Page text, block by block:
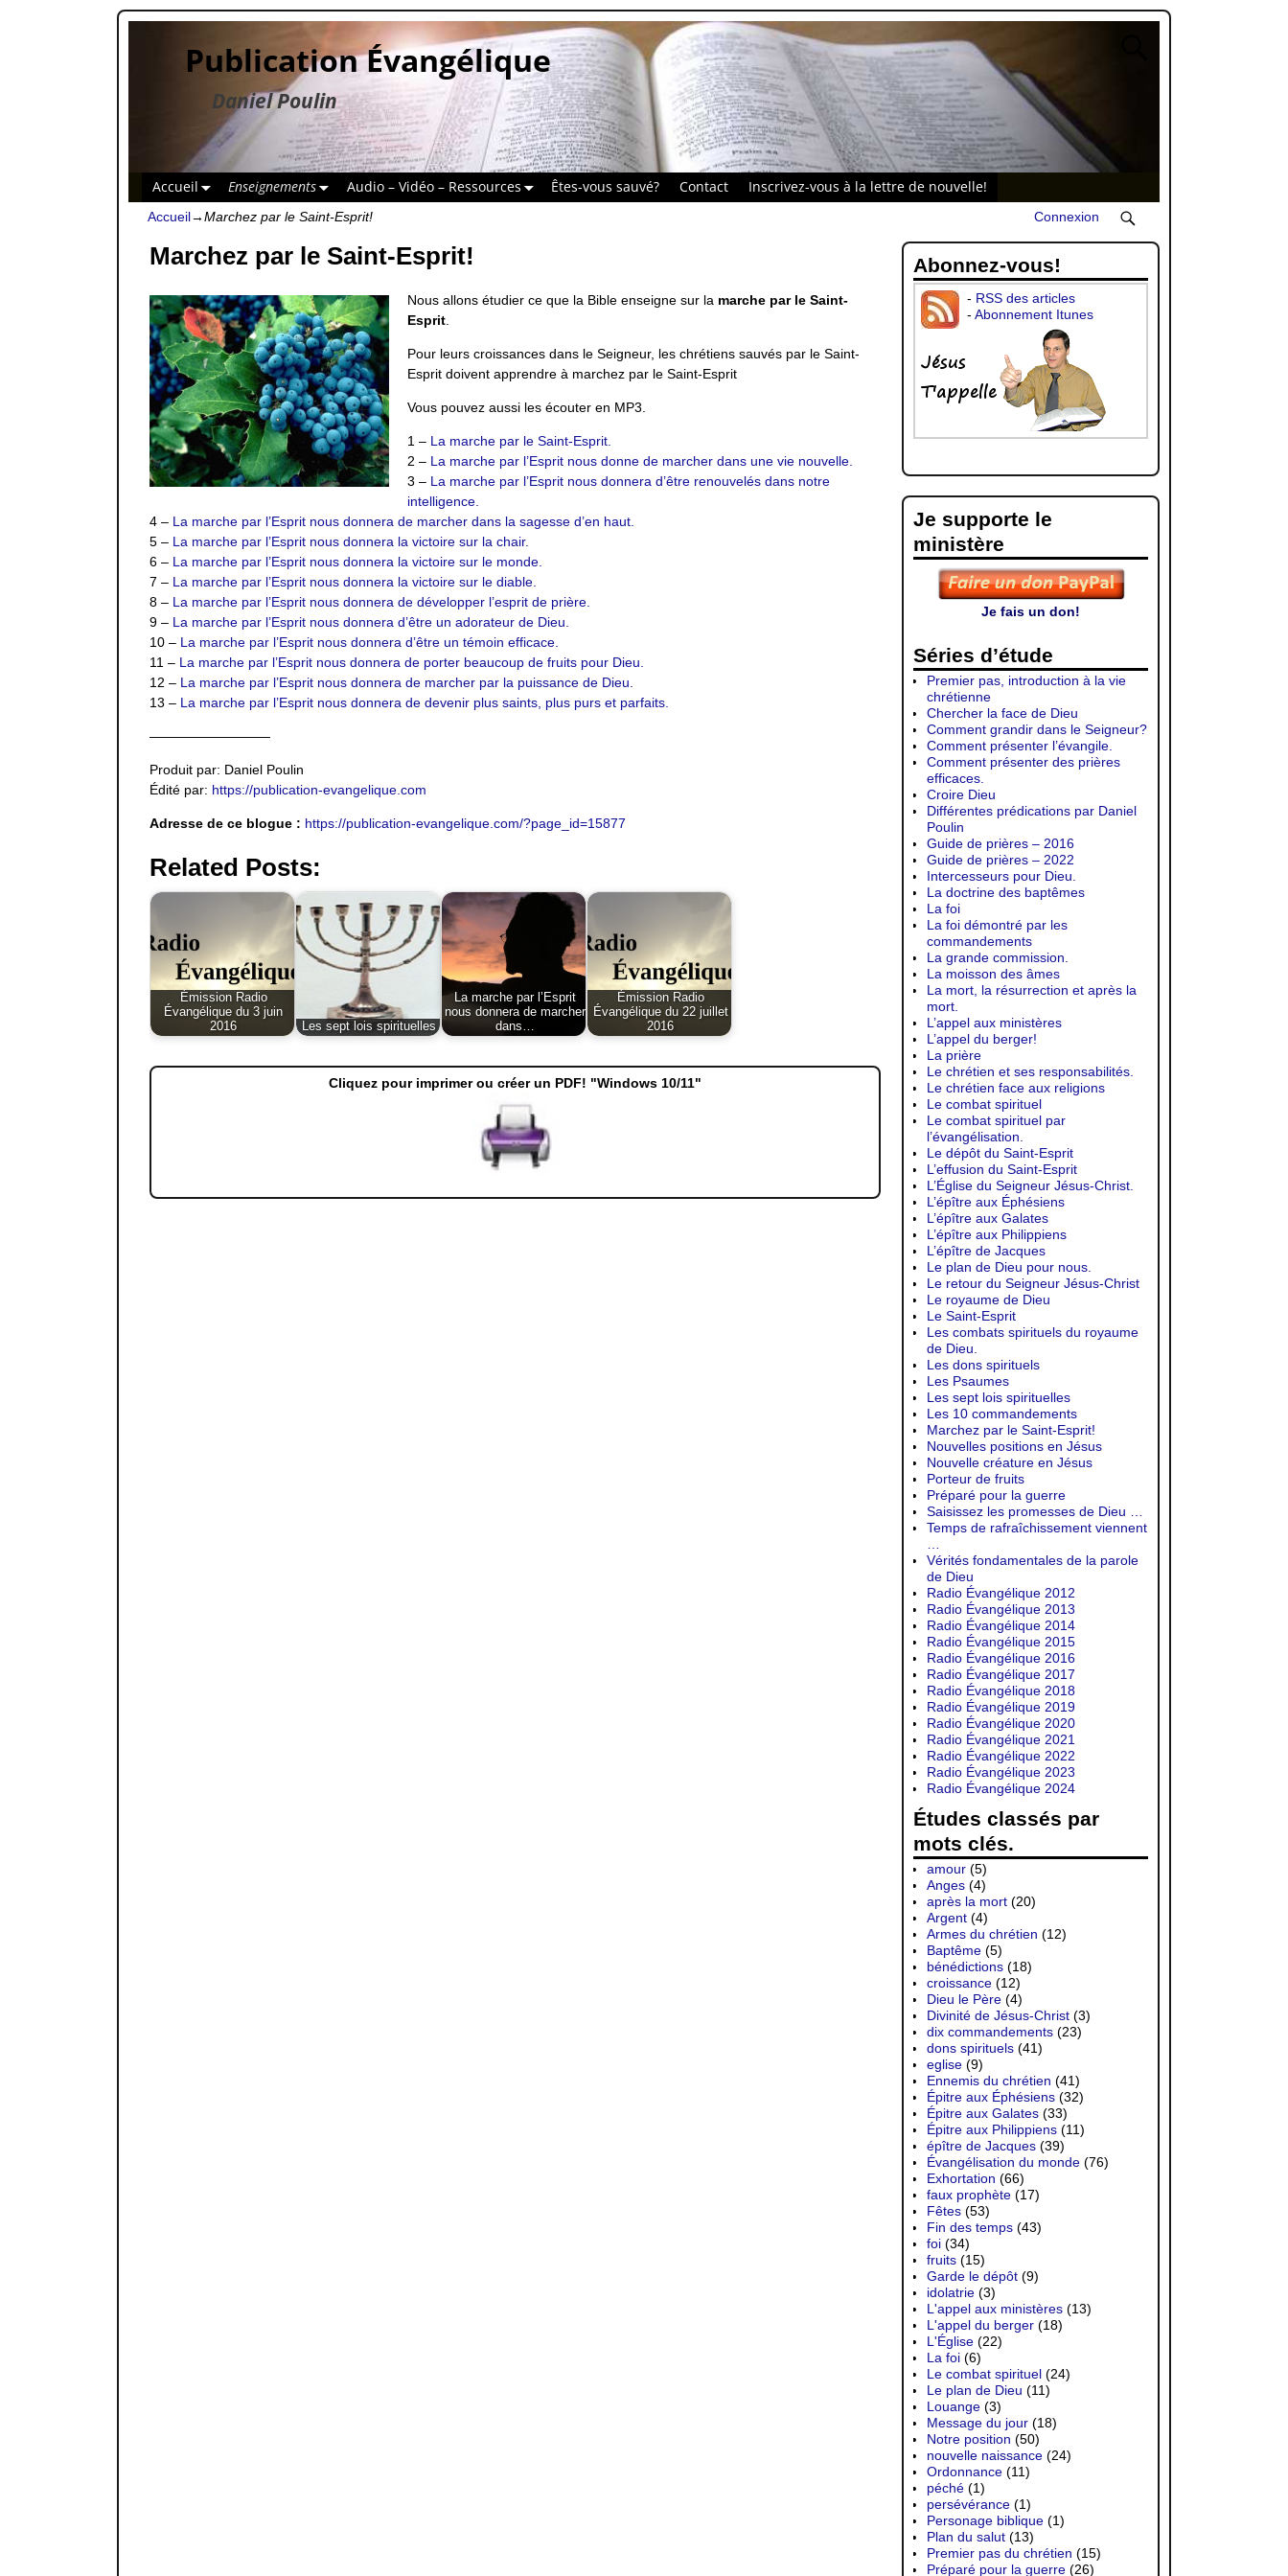
Publication Évangélique
Daniel Poulin
Accueil Enseignements Audio – Vidéo – Ressources Êtes-vous sauvé? Contact Inscrivez-vous à la lettre de nouvelle!
Accueil→Marchez par le Saint-Esprit! Connexion
Marchez par le Saint-Esprit!
Nous allons étudier ce que la Bible enseigne sur la marche par le Saint-
Esprit.
Pour leurs croissances dans le Seigneur, les chrétiens sauvés par le Saint-
Esprit doivent apprendre à marchez par le Saint-Esprit
Vous pouvez aussi les écouter en MP3.
1 – La marche par le Saint-Esprit.
2 – La marche par l’Esprit nous donne de marcher dans une vie nouvelle.
3 – La marche par l’Esprit nous donnera d’être renouvelés dans notre
intelligence.
4 – La marche par l’Esprit nous donnera de marcher dans la sagesse d’en haut.
5 – La marche par l’Esprit nous donnera la victoire sur la chair.
6 – La marche par l’Esprit nous donnera la victoire sur le monde.
7 – La marche par l’Esprit nous donnera la victoire sur le diable.
8 – La marche par l’Esprit nous donnera de développer l’esprit de prière.
9 – La marche par l’Esprit nous donnera d’être un adorateur de Dieu.
10 – La marche par l’Esprit nous donnera d’être un témoin efficace.
11 – La marche par l’Esprit nous donnera de porter beaucoup de fruits pour Dieu.
12 – La marche par l’Esprit nous donnera de marcher par la puissance de Dieu.
13 – La marche par l’Esprit nous donnera de devenir plus saints, plus purs et parfaits.
—————————
Produit par: Daniel Poulin
Édité par: https://publication-evangelique.com
Adresse de ce blogue : https://publication-evangelique.com/?page_id=15877
Related Posts:
Émission Radio
Évangélique du 3 juin
2016
Les sept lois spirituelles
La marche par l’Esprit
nous donnera de marcher
dans…
Émission Radio
Évangélique du 22 juillet
2016
Cliquez pour imprimer ou créer un PDF! "Windows 10/11"
Abonnez-vous!
- RSS des articles
-Abonnement Itunes
Je supporte le
ministère
Je fais un don!
Séries d’étude
Premier pas, introduction à la vie
chrétienne
Chercher la face de Dieu
Comment grandir dans le Seigneur?
Comment présenter l’évangile.
Comment présenter des prières
efficaces.
Croire Dieu
Différentes prédications par Daniel
Poulin
Guide de prières – 2016
Guide de prières – 2022
Intercesseurs pour Dieu.
La doctrine des baptêmes
La foi
La foi démontré par les
commandements
La grande commission.
La moisson des âmes
La mort, la résurrection et après la
mort.
L’appel aux ministères
L’appel du berger!
La prière
Le chrétien et ses responsabilités.
Le chrétien face aux religions
Le combat spirituel
Le combat spirituel par
l’évangélisation.
Le dépôt du Saint-Esprit
L’effusion du Saint-Esprit
L’Église du Seigneur Jésus-Christ.
L’épître aux Éphésiens
L’épître aux Galates
L’épître aux Philippiens
L’épître de Jacques
Le plan de Dieu pour nous.
Le retour du Seigneur Jésus-Christ
Le royaume de Dieu
Le Saint-Esprit
Les combats spirituels du royaume
de Dieu.
Les dons spirituels
Les Psaumes
Les sept lois spirituelles
Les 10 commandements
Marchez par le Saint-Esprit!
Nouvelles positions en Jésus
Nouvelle créature en Jésus
Porteur de fruits
Préparé pour la guerre
Saisissez les promesses de Dieu …
Temps de rafraîchissement viennent
…
Vérités fondamentales de la parole
de Dieu
Radio Évangélique 2012
Radio Évangélique 2013
Radio Évangélique 2014
Radio Évangélique 2015
Radio Évangélique 2016
Radio Évangélique 2017
Radio Évangélique 2018
Radio Évangélique 2019
Radio Évangélique 2020
Radio Évangélique 2021
Radio Évangélique 2022
Radio Évangélique 2023
Radio Évangélique 2024
Études classés par
mots clés.
amour (5)
Anges (4)
après la mort (20)
Argent (4)
Armes du chrétien (12)
Baptême (5)
bénédictions (18)
croissance (12)
Dieu le Père (4)
Divinité de Jésus-Christ (3)
dix commandements (23)
dons spirituels (41)
eglise (9)
Ennemis du chrétien (41)
Épitre aux Éphésiens (32)
Épitre aux Galates (33)
Épitre aux Philippiens (11)
épître de Jacques (39)
Évangélisation du monde (76)
Exhortation (66)
faux prophète (17)
Fêtes (53)
Fin des temps (43)
foi (34)
fruits (15)
Garde le dépôt (9)
idolatrie (3)
L'appel aux ministères (13)
L'appel du berger (18)
L'Église (22)
La foi (6)
Le combat spirituel (24)
Le plan de Dieu (11)
Louange (3)
Message du jour (18)
Notre position (50)
nouvelle naissance (24)
Ordonnance (11)
péché (1)
persévérance (1)
Personage biblique (1)
Plan du salut (13)
Premier pas du chrétien (15)
Préparé pour la guerre (26)